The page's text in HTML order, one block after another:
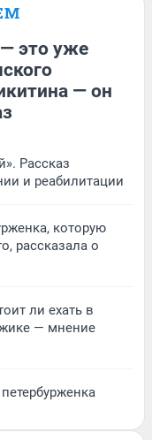
это уже
— он
Рассказ
и реабилитации
которую
рассказала о
ли ехать в
— мнение